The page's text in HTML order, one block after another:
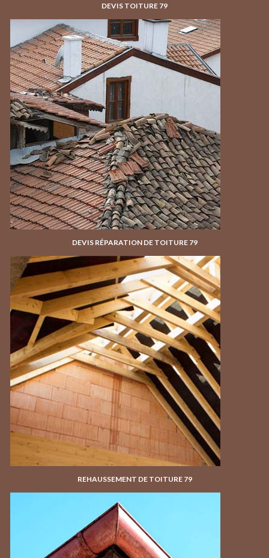
DEVIS TOITURE 79
DEVIS RÉPARATION DE TOITURE 79
REHAUSSEMENT DE TOITURE 79